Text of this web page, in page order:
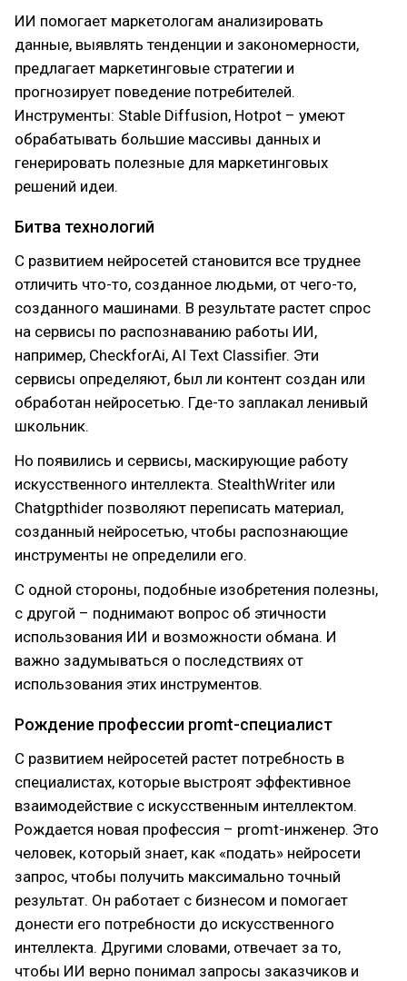
ИИ помогает маркетологам анализировать
данные, выявлять тенденции и закономерности,
предлагает маркетинговые стратегии и
прогнозирует поведение потребителей.
Инструменты: Stable Diffusion, Hotpot – умеют
обрабатывать большие массивы данных и
генерировать полезные для маркетинговых
решений идеи.
Битва технологий
С развитием нейросетей становится все труднее
отличить что-то, созданное людьми, от чего-то,
созданного машинами. В результате растет спрос
на сервисы по распознаванию работы ИИ,
например, CheckforAi, AI Text Classifier. Эти
сервисы определяют, был ли контент создан или
обработан нейросетью. Где-то заплакал ленивый
школьник.
Но появились и сервисы, маскирующие работу
искусственного интеллекта. StealthWriter или
Chatgpthider позволяют переписать материал,
созданный нейросетью, чтобы распознающие
инструменты не определили его.
С одной стороны, подобные изобретения полезны,
с другой – поднимают вопрос об этичности
использования ИИ и возможности обмана. И
важно задумываться о последствиях от
использования этих инструментов.
Рождение профессии promt-специалист
С развитием нейросетей растет потребность в
специалистах, которые выстроят эффективное
взаимодействие с искусственным интеллектом.
Рождается новая профессия – promt-инженер. Это
человек, который знает, как «подать» нейросети
запрос, чтобы получить максимально точный
результат. Он работает с бизнесом и помогает
донести его потребности до искусственного
интеллекта. Другими словами, отвечает за то,
чтобы ИИ верно понимал запросы заказчиков и